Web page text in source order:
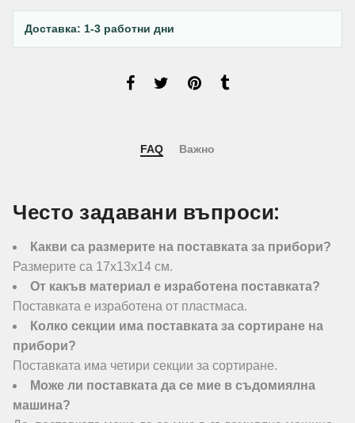
Доставка: 1-3 работни дни
FAQ Важно
Често задавани въпроси:
Какви са размерите на поставката за прибори?
Размерите са 17х13х14 см.
От какъв материал е изработена поставката?
Поставката е изработена от пластмаса.
Колко секции има поставката за сортиране на
прибори?
Поставката има четири секции за сортиране.
Може ли поставката да се мие в съдомиялна
машина?